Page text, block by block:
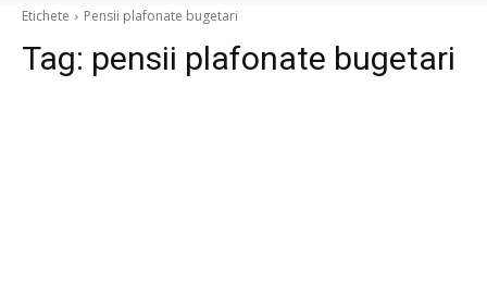
Etichete Pensii plafonate bugetari
Tag: pensii plafonate bugetari